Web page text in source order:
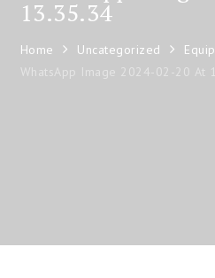
13.35.34
Home Uncategorized
WhatsApp Image 2024-02-20 At